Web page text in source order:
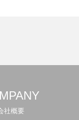
社概要